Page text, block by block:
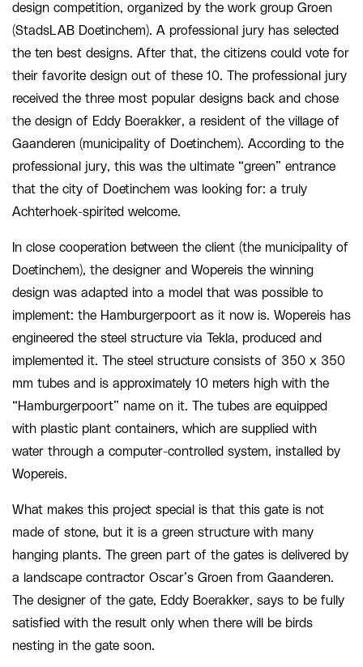
design competition, organized by the work group Groen
(StadsLAB Doetinchem). A professional jury has selected
the ten best designs. After that, the citizens could vote for
their favorite design out of these 10. The professional jury
received the three most popular designs back and chose
the design of Eddy Boerakker, a resident of the village of
Gaanderen (municipality of Doetinchem). According to the
professional jury, this was the ultimate “green” entrance
that the city of Doetinchem was looking for: a truly
Achterhoek-spirited welcome.
In close cooperation between the client (the municipality of
Doetinchem), the designer and Wopereis the winning
design was adapted into a model that was possible to
implement: the Hamburgerpoort as it now is. Wopereis has
engineered the steel structure via Tekla, produced and
implemented it. The steel structure consists of 350 x 350
mm tubes and is approximately 10 meters high with the
“Hamburgerpoort” name on it. The tubes are equipped
with plastic plant containers, which are supplied with
water through a computer-controlled system, installed by
Wopereis.
What makes this project special is that this gate is not
made of stone, but it is a green structure with many
hanging plants. The green part of the gates is delivered by
a landscape contractor Oscar’s Groen from Gaanderen.
The designer of the gate, Eddy Boerakker, says to be fully
satisfied with the result only when there will be birds
nesting in the gate soon.